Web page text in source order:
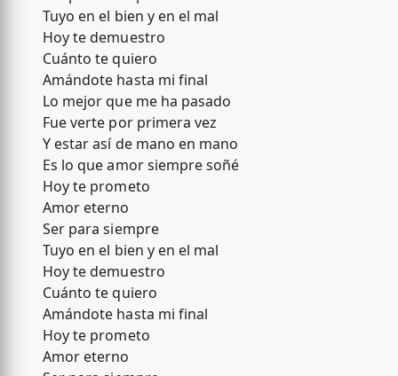
Tuyo en el bien y en el mal
Hoy te demuestro
Cuánto te quiero
Amándote hasta mi final
Lo mejor que me ha pasado
Fue verte por primera vez
Y estar así de mano en mano
Es lo que amor siempre soñé
Hoy te prometo
Amor eterno
Ser para siempre
Tuyo en el bien y en el mal
Hoy te demuestro
Cuánto te quiero
Amándote hasta mi final
Hoy te prometo
Amor eterno